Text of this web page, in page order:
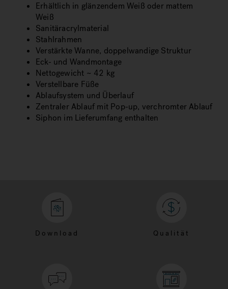
Erhältlich in glänzendem Weiß oder mattem
Weiß
Sanitäracrylmaterial
Stahlrahmen
Verstärkte Wanne, doppelwandige Struktur
Eck- und Wandmontage
Nettogewicht ~ 42 kg
Verstellbare Füße
Ablaufsystem und Überlauf
Zentraler Ablauf mit Pop-up, verchromter Ablauf
Siphon im Lieferumfang enthalten
Download Qualität